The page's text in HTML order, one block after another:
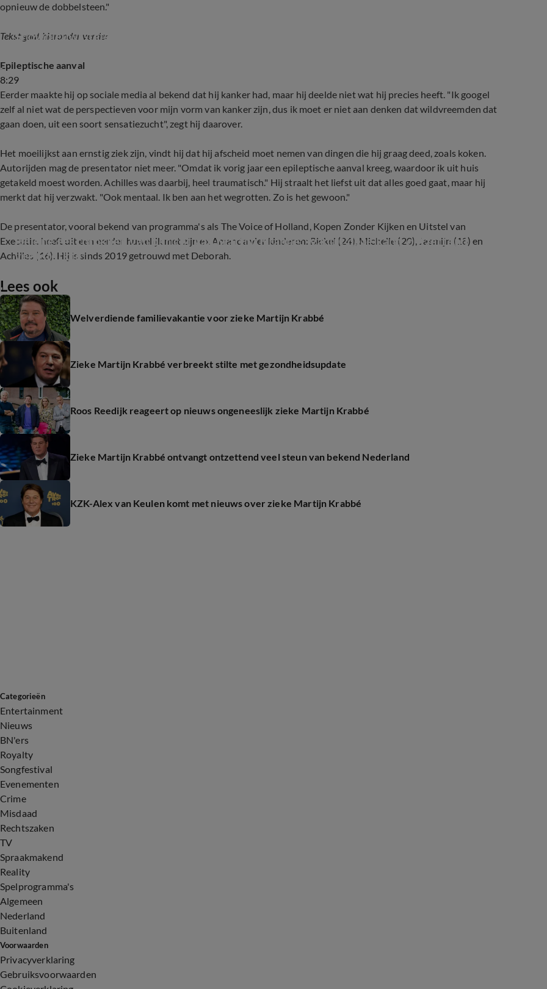
opnieuw de dobbelsteen."
Tekst gaat hieronder verder
8:29
Shownieuws-tafel over heftige mededeling Martijn Krabbé
Epileptische aanval
Eerder maakte hij op sociale media al bekend dat hij kanker had, maar hij deelde niet wat hij precies heeft. "Ik googel
zelf al niet wat de perspectieven voor mijn vorm van kanker zijn, dus ik moet er niet aan denken dat wildvreemden dat
gaan doen, uit een soort sensatiezucht", zegt hij daarover.
Het moeilijkst aan ernstig ziek zijn, vindt hij dat hij afscheid moet nemen van dingen die hij graag deed, zoals koken.
Autorijden mag de presentator niet meer. "Omdat ik vorig jaar een epileptische aanval kreeg, waardoor ik uit huis
getakeld moest worden. Achilles was daarbij, heel traumatisch." Hij straalt het liefst uit dat alles goed gaat, maar hij
merkt dat hij verzwakt. "Ook mentaal. Ik ben aan het wegrotten. Zo is het gewoon."
De presentator, vooral bekend van programma's als The Voice of Holland, Kopen Zonder Kijken en Uitstel van
Executie, heeft uit een eerder huwelijk met zijn ex Amanda vier kinderen: Bickel (24), Michelle (20), Jasmijn (18) en
Achilles (16). Hij is sinds 2019 getrouwd met Deborah.
1:21
Hélène geschrokken van bericht van Martijn Krabbé: 'Vanuit deze kant: ontzettend
veel sterkte'
Lees ook
Welverdiende familievakantie voor zieke Martijn Krabbé
Zieke Martijn Krabbé verbreekt stilte met gezondheidsupdate
Roos Reedijk reageert op nieuws ongeneeslijk zieke Martijn Krabbé
Zieke Martijn Krabbé ontvangt ontzettend veel steun van bekend Nederland
KZK-Alex van Keulen komt met nieuws over zieke Martijn Krabbé
Categorieën
Entertainment
Nieuws
BN'ers
Royalty
Songfestival
Evenementen
Crime
Misdaad
Rechtszaken
TV
Spraakmakend
Reality
Spelprogramma's
Algemeen
Nederland
Buitenland
Voorwaarden
Privacyverklaring
Gebruiksvoorwaarden